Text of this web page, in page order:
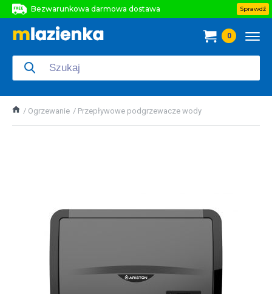
Bezwarunkowa darmowa dostawa
Bezwarunkowa darmowa dostawa
Sprawdź
0
Ogrzewanie Przepływowe podgrzewacze wody